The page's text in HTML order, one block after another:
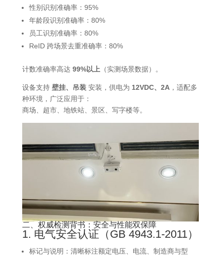
性别识别准确率：95%
年龄段识别准确率：80%
员工识别准确率：80%
ReID 跨场景去重准确率：80%
计数准确率高达 99%以上（实测场景数据）。
设备支持 壁挂、吊装安装，供电为 12VDC、2A，适配多
种环境，广泛应用于：
商场、超市、地铁站、景区、写字楼等。
二、权威检测背书：安全与性能双保障
1. 电气安全认证（GB 4943.1-2011）
标记与说明：清晰标注额定电压、电流、制造商与型